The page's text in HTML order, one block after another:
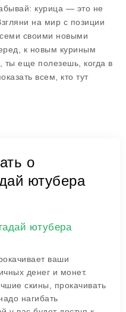
курица — это не
на мир с позиции
своими новыми
к новым куриным
ты еще полезешь, когда в
всем, кто тут
о
ютубера
ютубера
ваши
денег и монет.
скины, прокачивать
нагибать